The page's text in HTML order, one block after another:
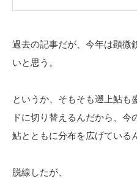
過去の記事だが、今年は顕微
いと思う。
というか、そもそも遡上鮎も
ドに切り替えるんだから、今
鮎とともに分布を広げている
脱線したが、